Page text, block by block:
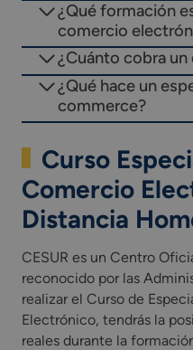
¿Qué formación
comercio
¿Cuánto cobra
¿Qué hace un
commerce?
Curso
Comercio
Distancia
CESUR es un Centro
reconocido por las
realizar el Curso de
Electrónico, tendrás la
reales durante la